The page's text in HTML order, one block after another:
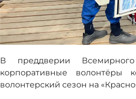
В преддверии
корпоративные волонтёры
волонтерский сезон на